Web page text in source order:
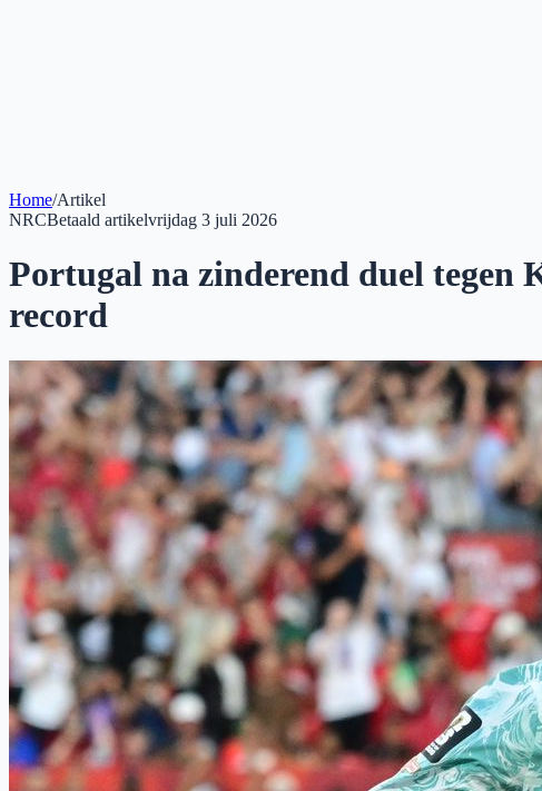
Home/Artikel
NRCBetaald artikelvrijdag 3 juli 2026
Portugal na zinderend duel tegen
record